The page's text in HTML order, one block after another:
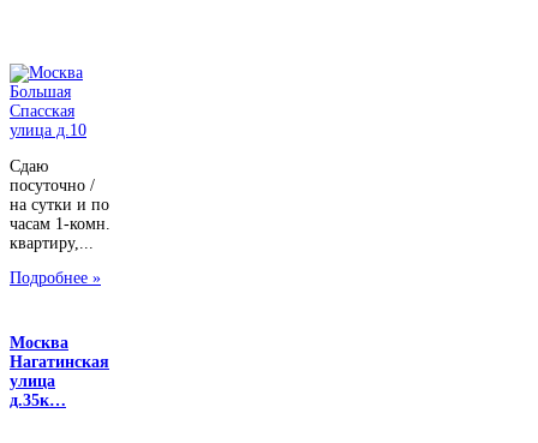
Сдаю
посуточно /
на сутки и по
часам 1-комн.
квартиру,...
Подробнее »
Москва
Нагатинская
улица
д.35к…